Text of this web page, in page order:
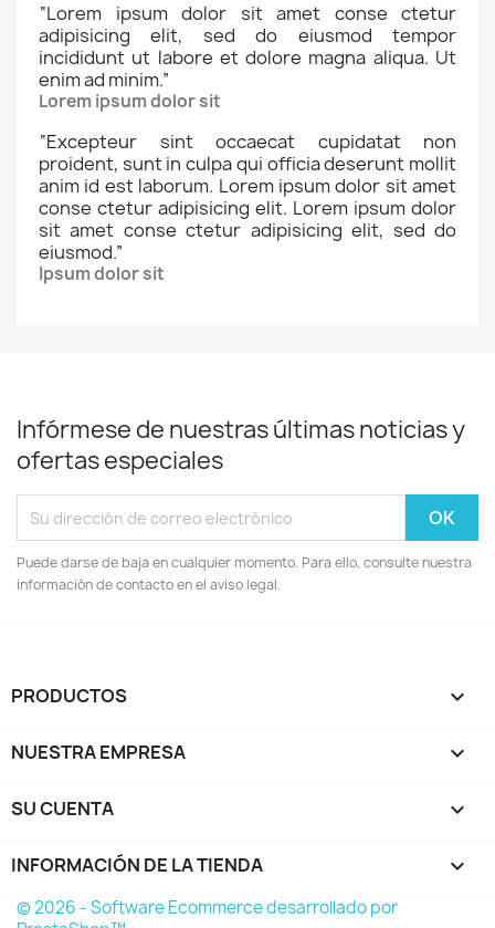
“Lorem ipsum dolor sit amet conse ctetur
adipisicing elit, sed do eiusmod tempor
incididunt ut labore et dolore magna aliqua. Ut
enim ad minim.”
Lorem ipsum dolor sit
“Excepteur sint occaecat cupidatat non
proident, sunt in culpa qui officia deserunt mollit
anim id est laborum. Lorem ipsum dolor sit amet
conse ctetur adipisicing elit. Lorem ipsum dolor
sit amet conse ctetur adipisicing elit, sed do
eiusmod.”
Ipsum dolor sit
Infórmese de nuestras últimas noticias y
ofertas especiales
Puede darse de baja en cualquier momento. Para ello, consulte nuestra
información de contacto en el aviso legal.
PRODUCTOS 
NUESTRA EMPRESA 
SU CUENTA 
INFORMACIÓN DE LA TIENDA keyboard_arrow_down
© 2026 - Software Ecommerce desarrollado por